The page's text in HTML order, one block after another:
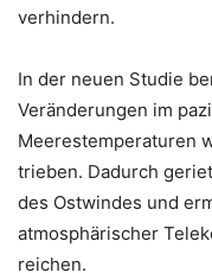
verhindern.
In der neuen Studie
Veränderungen im
Meerestemperaturen
trieben. Dadurch
des Ostwindes und
atmosphärischer
reichen.